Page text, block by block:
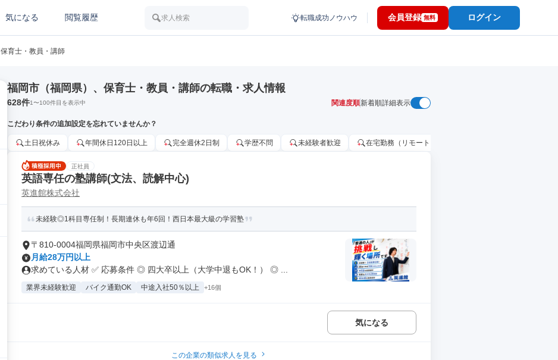
気になる 閲覧履歴 求人検索 転職成功ノウハウ 会員登録 無料 ログイン
保育士・教員・講師
福岡市（福岡県）、保育士・教員・講師の転職・求人情報
628件1〜100件目を表示中 関連度順新着順詳細表示
こだわり条件の追加設定を忘れていませんか？
土日祝休み 年間休日120日以上 完全週休2日制 学歴不問 未経験者歓迎 在宅勤務（リモートワーク）OK
正社員
英語専任の塾講師(文法、読解中心)
英進館株式会社
未経験◎1科目専任制！長期連休も年6回！西日本最大級の学習塾
〒810-0004福岡県福岡市中央区渡辺通
月給28万円以上
求めている人材 ✅ 応募条件 ◎ 四大卒以上（大学中退もOK！） ◎ ...
業界未経験歓迎 バイク通勤OK 中途入社50％以上 +16個
気になる
この企業の類似求人を見る